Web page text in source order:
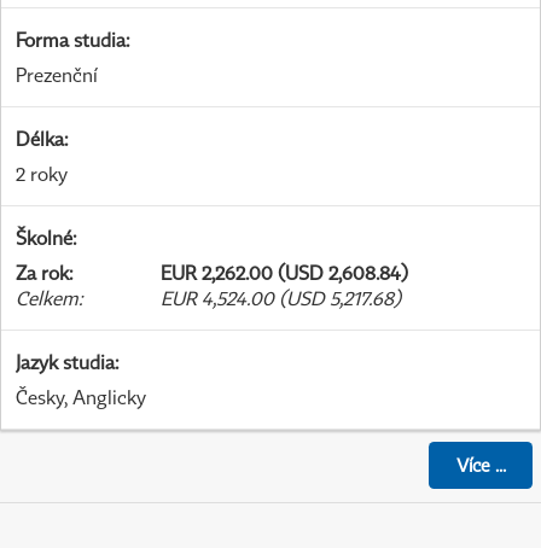
Forma studia:
Prezenční
Délka:
2 roky
Školné:
Za rok:
EUR 2,262.00 (USD 2,608.84)
Celkem: EUR 4,524.00 (USD 5,217.68)
Jazyk studia:
Česky, Anglicky
Více...